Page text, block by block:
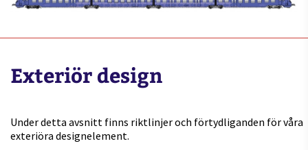
Exteriör design
Under detta avsnitt finns riktlinjer och förtydliganden för våra
exteriöra designelement.